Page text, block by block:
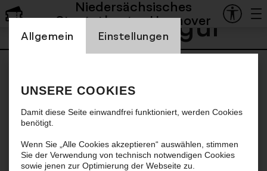
Einstellung Cookienbanner
Allgemein
Einstellungen
UNSERE COOKIES
Damit diese Seite einwandfrei funktioniert, werden Cookies
benötigt.
Wenn Sie „Alle Cookies akzeptieren“ auswählen, stimmen
Sie der Verwendung von technisch notwendigen Cookies
sowie jenen zur Optimierung der Webseite zu.
Niedersächsisches
Staatstheater Hannover
Şafak Şengül